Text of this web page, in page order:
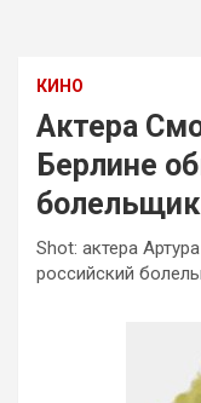
КИНО
Актера
Берлине
болельщик
Shot: актера
российский